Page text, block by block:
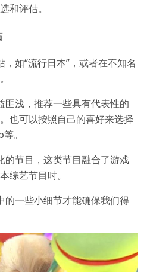
和评估。
如“流行日本”，或者在不知名
匪浅，推荐一些具有代表性的
也可以按照自己的喜好来选择
。
的节目，这类节目融合了游戏
综艺节目时。
的一些小细节才能确保我们得